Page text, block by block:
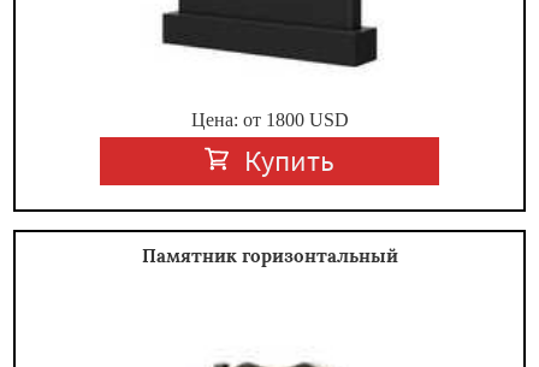
Цена: от 1800USD
Купить
Памятник горизонтальный